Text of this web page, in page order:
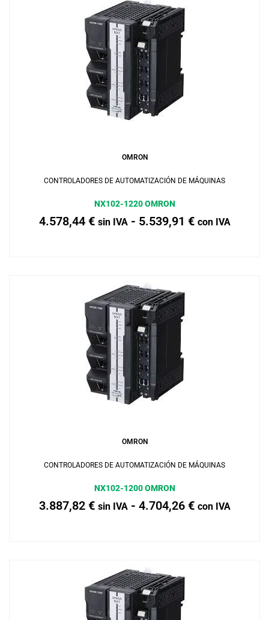
OMRON
CONTROLADORES DE AUTOMATIZACIÓN DE MÁQUINAS
NX102-1220 OMRON
4.578,44 € sin IVA- 5.539,91 € con IVA
OMRON
CONTROLADORES DE AUTOMATIZACIÓN DE MÁQUINAS
NX102-1200 OMRON
3.887,82 € sin IVA- 4.704,26 € con IVA